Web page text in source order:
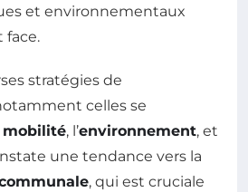
et environnementaux
face.
stratégies de
celles se
mobilité, l’environnement, et
une tendance vers la
, qui est cruciale